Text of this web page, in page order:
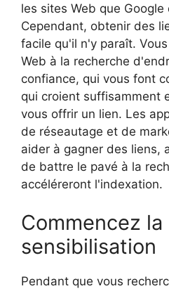
les sites Web que Google
Cependant, obtenir des
facile qu'il n'y paraît.
Web à la recherche
confiance, qui vous font
qui croient suffisamment
vous offrir un lien. Les
de réseautage et de
aider à gagner des liens,
de battre le pavé à la
accéléreront l'indexation.
Commencez la
sensibilisation
Pendant que vous